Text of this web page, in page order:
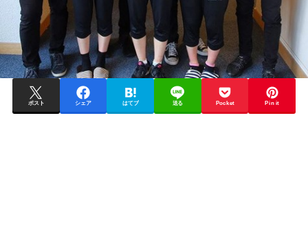
ポスト シェア はてブ 送る Pocket Pin it